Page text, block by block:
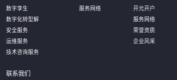
数字孪生
数字化转型解
安全服务
运维服务
技术咨询服务
服务网络
开元开户
服务网络
荣誉资质
企业风采
联系我们